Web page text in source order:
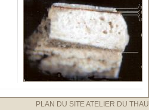
PLAN DU SITE ATELIER DU THAU